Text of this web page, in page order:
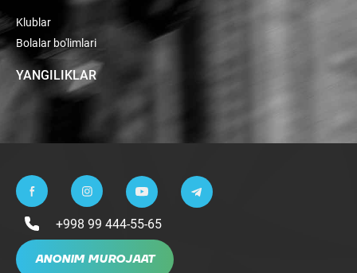
Klublar
Bolalar bo'limlari
YANGILIKLAR
+998 99 444-55-65
ANONIM MUROJAAT